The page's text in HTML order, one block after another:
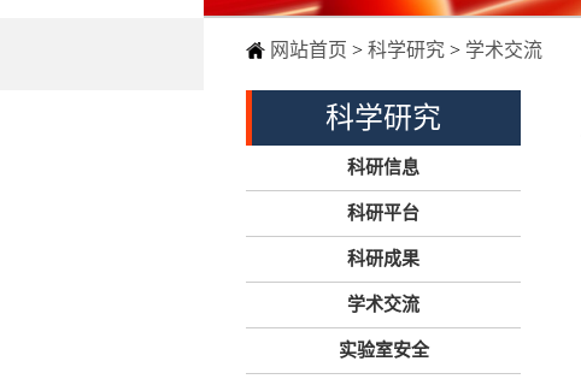
网站首页 > 科学研究 > 学术交流
科学研究
科研信息
科研平台
科研成果
学术交流
实验室安全